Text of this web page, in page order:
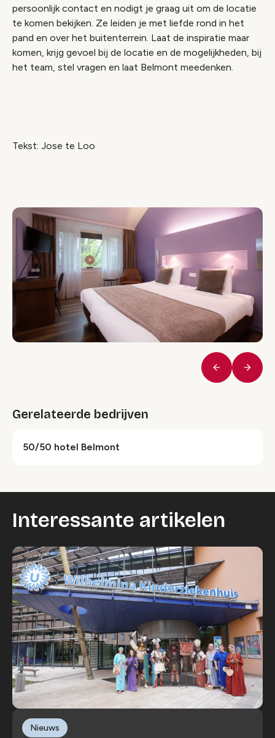
persoonlijk contact en nodigt je graag uit om de locatie
te komen bekijken. Ze leiden je met liefde rond in het
pand en over het buitenterrein. Laat de inspiratie maar
komen, krijg gevoel bij de locatie en de mogelijkheden, bij
het team, stel vragen en laat Belmont meedenken.
Tekst: Jose te Loo
Vorige
Gerelateerde bedrijven
50/50 hotel Belmont
Interessante artikelen
Nieuws